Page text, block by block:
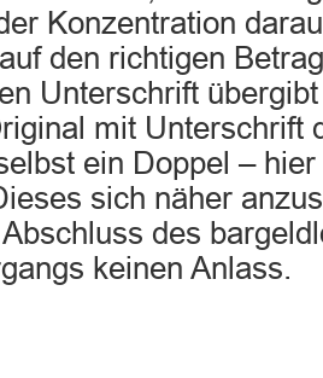
Konzentration
den richtigen
Unterschrift
mit Unterschrift
ein Doppel –
sich näher
des
keinen Anlass.